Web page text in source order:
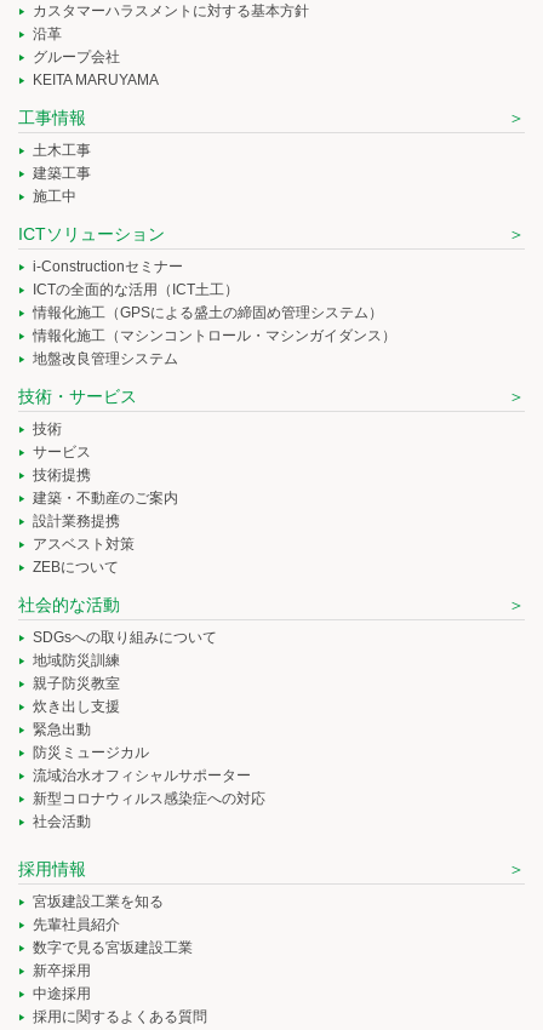
カスタマーハラスメントに対する基本方針
沿革
グループ会社
KEITA MARUYAMA
工事情報
土木工事
建築工事
施工中
ICTソリューション
i-Constructionセミナー
ICTの全面的な活用（ICT土工）
情報化施工（GPSによる盛土の締固め管理システム）
情報化施工（マシンコントロール・マシンガイダンス）
地盤改良管理システム
技術・サービス
技術
サービス
技術提携
建築・不動産のご案内
設計業務提携
アスベスト対策
ZEBについて
社会的な活動
SDGsへの取り組みについて
地域防災訓練
親子防災教室
炊き出し支援
緊急出動
防災ミュージカル
流域治水オフィシャルサポーター
新型コロナウィルス感染症への対応
社会活動
採用情報
宮坂建設工業を知る
先輩社員紹介
数字で見る宮坂建設工業
新卒採用
中途採用
採用に関するよくある質問